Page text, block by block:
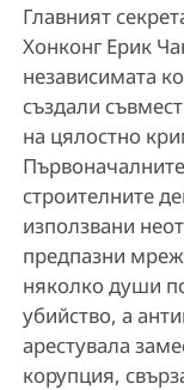
Главният
Хонконг Ерик
независимата
създали
на цялостно
строителните
използвани
предпазни
няколко души
убийство, а
арестувала
корупция,